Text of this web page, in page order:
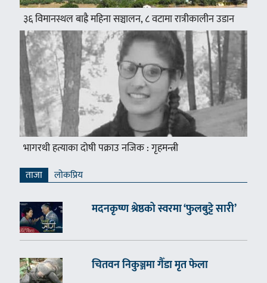
३६ विमानस्थल बाह्रै महिना सञ्चालन, ८ वटामा रात्रीकालीन उडान
भागरथी हत्याका दोषी पक्राउ नजिक : गृहमन्त्री
ताजा लाेकप्रिय
मदनकृष्ण श्रेष्ठको स्वरमा ‘फुलबुट्टे सारी’
चितवन निकुञ्जमा गैँडा मृत फेला